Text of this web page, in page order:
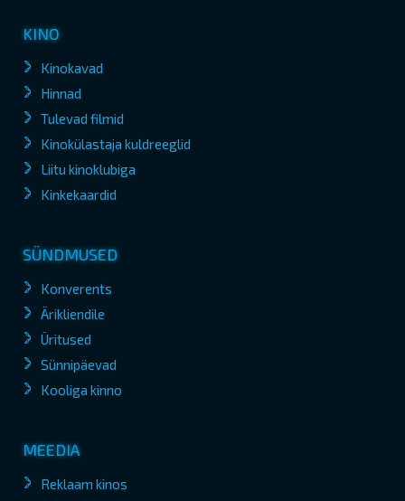
KINO
Kinokavad
Hinnad
Tulevad filmid
Kinokülastaja kuldreeglid
Liitu kinoklubiga
Kinkekaardid
SÜNDMUSED
Konverents
Ärikliendile
Üritused
Sünnipäevad
Kooliga kinno
MEEDIA
Reklaam kinos